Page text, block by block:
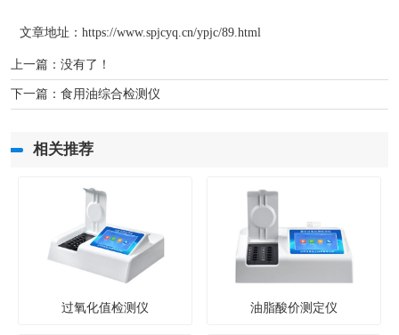
文章地址： https://www.spjcyq.cn/ypjc/89.html
上一篇：没有了！
下一篇： 食用油综合检测仪
相关推荐
过氧化值检测仪 油脂酸价测定仪